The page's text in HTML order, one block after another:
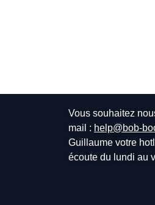
Vous souhaitez
mail : help@bob-
Guillaume votre
écoute du lundi au